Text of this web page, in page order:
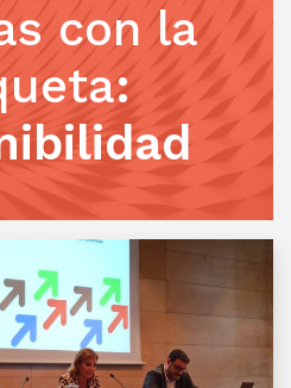
con la
: